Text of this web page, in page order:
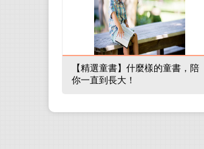
【精選童書】什麼樣的童書，陪
你一直到長大！